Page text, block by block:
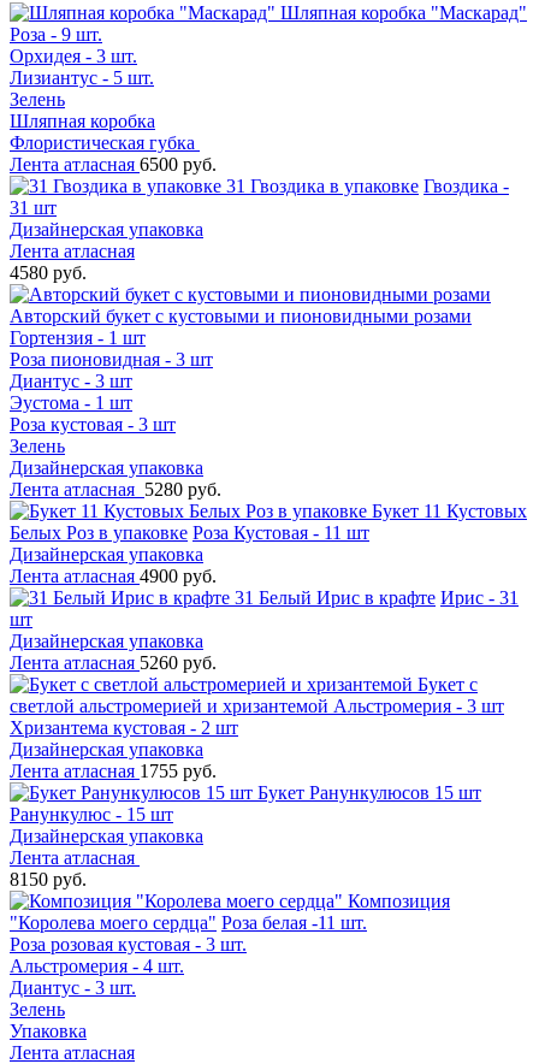
Шляпная коробка "Маскарад"
Роза - 9 шт.
Орхидея - 3 шт.
Лизиантус - 5 шт.
Зелень
Шляпная коробка
Флористическая губка
Лента атласная 6500 руб.
31 Гвоздика в упаковке Гвоздика -
31 шт
Дизайнерская упаковка
Лента атласная
4580 руб.
Авторский букет с кустовыми и пионовидными розами
Гортензия - 1 шт
Роза пионовидная - 3 шт
Диантус - 3 шт
Эустома - 1 шт
Роза кустовая - 3 шт
Зелень
Дизайнерская упаковка
Лента атласная 5280 руб.
Букет 11 Кустовых
Белых Роз в упаковке Роза Кустовая - 11 шт
Дизайнерская упаковка
Лента атласная 4900 руб.
31 Белый Ирис в крафте Ирис - 31
шт
Дизайнерская упаковка
Лента атласная 5260 руб.
Букет с
светлой альстромерией и хризантемой Альстромерия - 3 шт
Хризантема кустовая - 2 шт
Дизайнерская упаковка
Лента атласная 1755 руб.
Букет Ранункулюсов 15 шт
Ранункулюс - 15 шт
Дизайнерская упаковка
Лента атласная
8150 руб.
Композиция
"Королева моего сердца" Роза белая -11 шт.
Роза розовая кустовая - 3 шт.
Альстромерия - 4 шт.
Диантус - 3 шт.
Зелень
Упаковка
Лента атласная